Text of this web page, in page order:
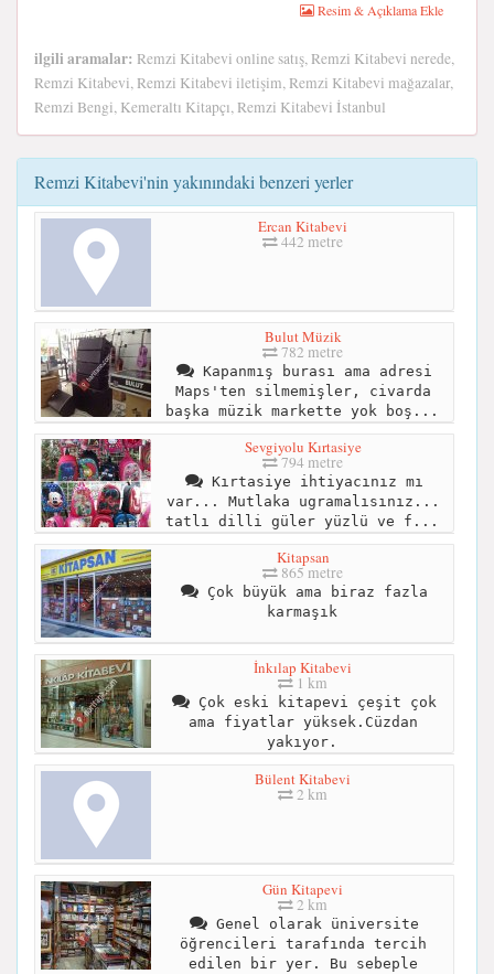
Resim & Açıklama Ekle
ilgili aramalar: Remzi Kitabevi online satış, Remzi Kitabevi nerede,
Remzi Kitabevi, Remzi Kitabevi iletişim, Remzi Kitabevi mağazalar,
Remzi Bengi, Kemeraltı Kitapçı, Remzi Kitabevi İstanbul
Remzi Kitabevi'nin yakınındaki benzeri yerler
Ercan Kitabevi
442 metre
Bulut Müzik
782 metre
Kapanmış burası ama adresi
Maps'ten silmemişler, civarda
başka müzik markette yok boş...
Sevgiyolu Kırtasiye
794 metre
Kırtasiye ihtiyacınız mı
var... Mutlaka ugramalısınız...
tatlı dilli güler yüzlü ve f...
Kitapsan
865 metre
Çok büyük ama biraz fazla
karmaşık
İnkılap Kitabevi
1 km
Çok eski kitapevi çeşit çok
ama fiyatlar yüksek.Cüzdan
yakıyor.
Bülent Kitabevi
2 km
Gün Kitapevi
2 km
Genel olarak üniversite
öğrencileri tarafında tercih
edilen bir yer. Bu sebeple